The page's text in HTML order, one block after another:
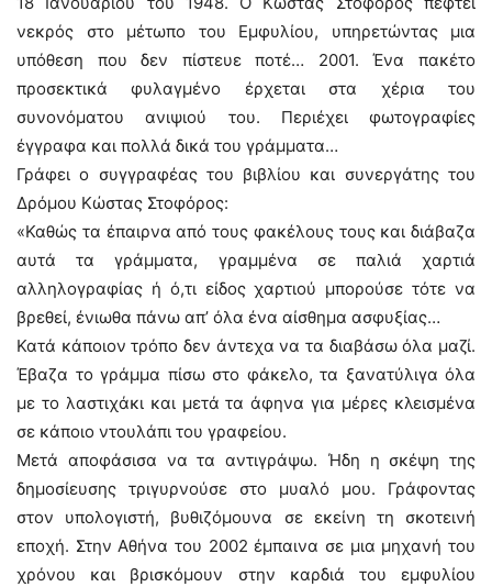
νεκρός στο μέτωπο του Εμφυλίου, υπηρετώντας μια
υπόθεση που δεν πίστευε ποτέ… 2001. Ένα πακέτο
προσεκτικά φυλαγμένο έρχεται στα χέρια του
συνονόματου ανιψιού του. Περιέχει φωτογραφίες
έγγραφα και πολλά δικά του γράμματα…
Γράφει ο συγγραφέας του βιβλίου και συνεργάτης του
Δρόμου Κώστας Στοφόρος:
«Καθώς τα έπαιρνα από τους φακέλους τους και διάβαζα
αυτά τα γράμματα, γραμμένα σε παλιά χαρτιά
αλληλογραφίας ή ό,τι είδος χαρτιού μπορούσε τότε να
βρεθεί, ένιωθα πάνω απ’ όλα ένα αίσθημα ασφυξίας…
Κατά κάποιον τρόπο δεν άντεχα να τα διαβάσω όλα μαζί.
Έβαζα το γράμμα πίσω στο φάκελο, τα ξανατύλιγα όλα
με το λαστιχάκι και μετά τα άφηνα για μέρες κλεισμένα
σε κάποιο ντουλάπι του γραφείου.
Μετά αποφάσισα να τα αντιγράψω. Ήδη η σκέψη της
δημοσίευσης τριγυρνούσε στο μυαλό μου. Γράφοντας
στον υπολογιστή, βυθιζόμουνα σε εκείνη τη σκοτεινή
εποχή. Στην Αθήνα του 2002 έμπαινα σε μια μηχανή του
χρόνου και βρισκόμουν στην καρδιά του εμφυλίου